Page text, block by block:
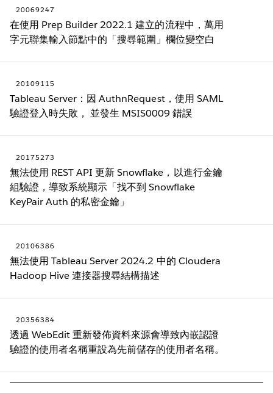
20069247
在使用 Prep Builder 2022.1 建立的流程中，萬用
字元聯集輸入節點中的「搜尋範圍」欄位變空白
20109115
Tableau Server：因 AuthnRequest，使用 SAML
驗證登入時失敗， 並發生 MSIS0009 錯誤
20175273
無法使用 REST API 更新 Snowflake，以進行金鑰
組驗證，導致系統顯示「找不到 Snowflake
KeyPair Auth 的私密金鑰」
20106386
無法使用 Tableau Server 2024.2 中的 Cloudera
Hadoop Hive 連接器搜尋結構描述
20356384
透過 WebEdit 重新發佈資料來源會導致內嵌認證
驗證的使用者名稱重設為先前儲存的使用者名稱。